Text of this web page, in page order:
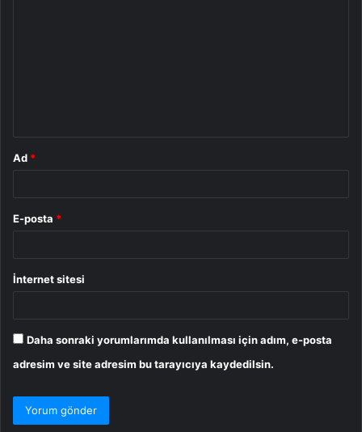
Ad *
E-posta *
İnternet sitesi
Daha sonraki yorumlarımda kullanılması için adım, e-posta
adresim ve site adresim bu tarayıcıya kaydedilsin.